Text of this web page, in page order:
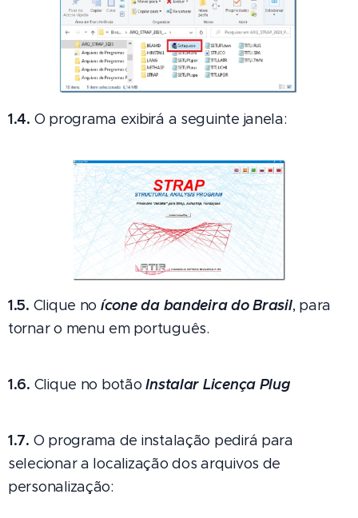
1.4. O programa exibirá a seguinte janela:
1.5. Clique no ícone da bandeira do Brasil, para
tornar o menu em português.
1.6. Clique no botãoInstalar Licença Plug
1.7. O programa de instalação pedirá para
selecionar a localização dos arquivos de
personalização: